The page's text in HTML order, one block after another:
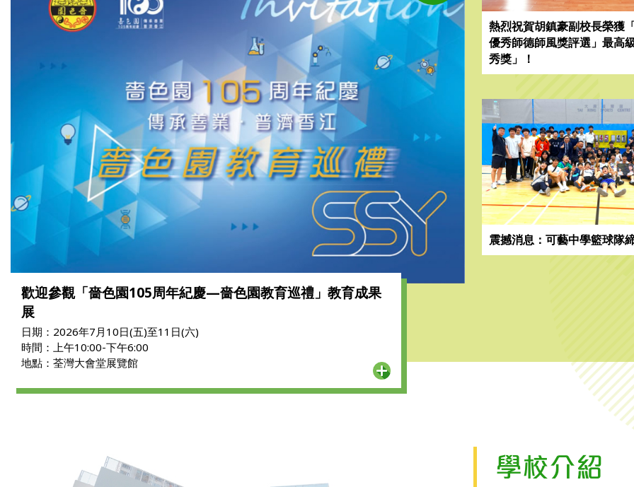
歡迎參觀「嗇色園105周年紀慶—嗇色園教育巡禮」教育成果
展
日期：2026年7月10日(五)至11日(六)
時間：上午10:00-下午6:00
地點：荃灣大會堂展覽館
熱烈祝賀胡鎮豪副校長榮獲
優秀師德師風獎評選」最高
秀獎」！
震撼消息：可藝中學籃球隊
學校介紹